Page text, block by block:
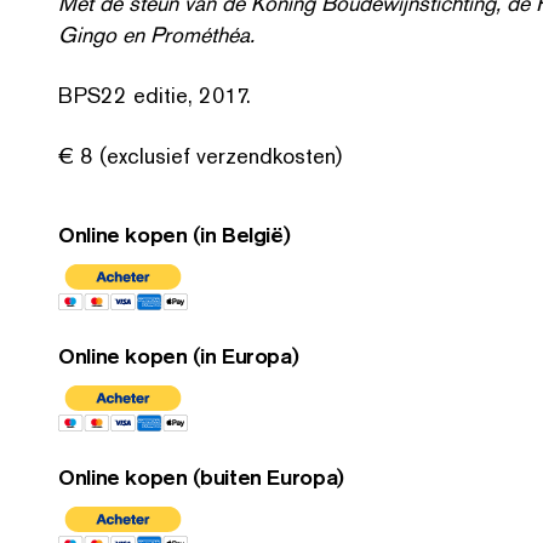
Gingo en Prométhéa.
BPS22 editie, 2017.
€ 8 (exclusief verzendkosten)
Online kopen (in België)
Online kopen (in Europa)
Online kopen (buiten Europa)